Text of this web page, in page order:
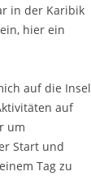
in der Karibik
hier ein
auf die Insel
auf
um
Start und
Tag zu